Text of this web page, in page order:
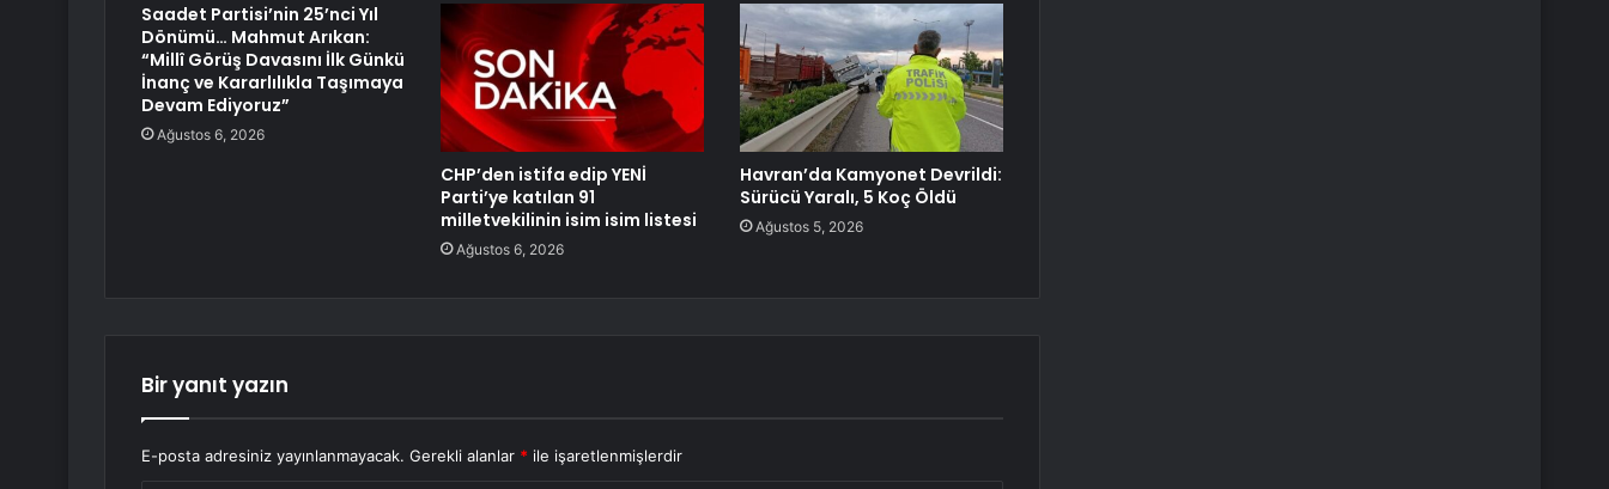
Saadet Partisi’nin 25’nci Yıl
Dönümü… Mahmut Arıkan:
“Millî Görüş Davasını İlk Günkü
İnanç ve Kararlılıkla Taşımaya
Devam Ediyoruz”
Ağustos 6, 2026
CHP’den istifa edip YENİ
Parti’ye katılan 91
milletvekilinin isim isim listesi
Ağustos 6, 2026
Havran’da Kamyonet Devrildi:
Sürücü Yaralı, 5 Koç Öldü
Ağustos 5, 2026
Bir yanıt yazın
E-posta adresiniz yayınlanmayacak. Gerekli alanlar * ile işaretlenmişlerdir